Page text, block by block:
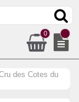
0
des Cotes du